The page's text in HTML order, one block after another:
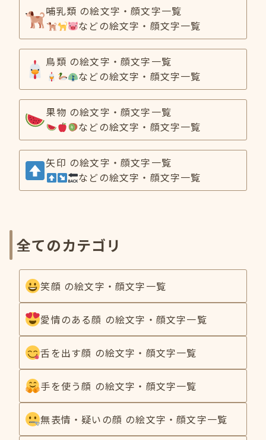
哺乳類 の絵文字・顔文字一覧
などの絵文字・顔文字一覧
鳥類 の絵文字・顔文字一覧
などの絵文字・顔文字一覧
果物 の絵文字・顔文字一覧
などの絵文字・顔文字一覧
矢印 の絵文字・顔文字一覧
などの絵文字・顔文字一覧
全てのカテゴリ
笑顔 の絵文字・顔文字一覧
愛情のある顔 の絵文字・顔文字一覧
舌を出す顔 の絵文字・顔文字一覧
手を使う顔 の絵文字・顔文字一覧
無表情・疑いの顔 の絵文字・顔文字一覧